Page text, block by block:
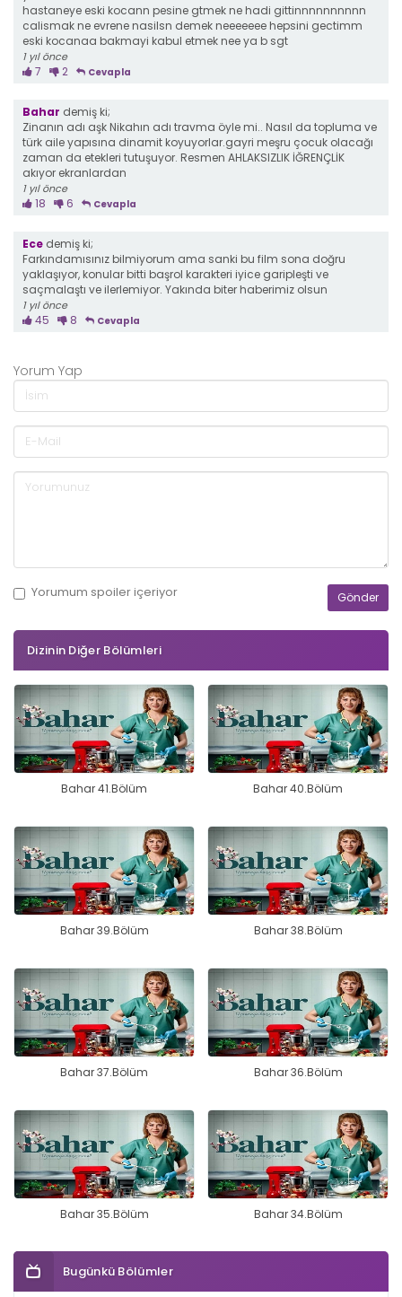
hastaneye eski kocann pesine gtmek ne hadi gittinnnnnnnnnn
calismak ne evrene nasilsn demek neeeeeee hepsini gectimm
eski kocanaa bakmayi kabul etmek nee ya b sgt
1 yıl önce
7 2 Cevapla
Bahar demiş ki;
Zinanın adı aşk Nikahın adı travma öyle mi.. Nasıl da topluma ve
türk aile yapısına dinamit koyuyorlar.gayri meşru çocuk olacağı
zaman da etekleri tutuşuyor. Resmen AHLAKSIZLIK İĞRENÇLİK
akıyor ekranlardan
1 yıl önce
18 6 Cevapla
Ece demiş ki;
Farkındamısınız bilmiyorum ama sanki bu film sona doğru
yaklaşıyor, konular bitti başrol karakteri iyice garipleşti ve
saçmalaştı ve ilerlemiyor. Yakında biter haberimiz olsun
1 yıl önce
45 8 Cevapla
Yorum Yap
Yorumum spoileriçeriyor
Dizinin Diğer Bölümleri
Bahar 41.Bölüm Bahar 40.Bölüm
Bahar 39.Bölüm Bahar 38.Bölüm
Bahar 37.Bölüm Bahar 36.Bölüm
Bahar 35.Bölüm Bahar 34.Bölüm
Bugünkü Bölümler